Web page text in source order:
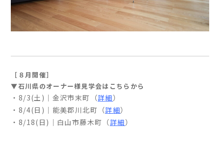
［８月開催］
▼石川県のオーナー様見学会はこちらから
・8/3(土)｜金沢市末町（詳細）
・8/4(日)｜能美郡川北町（詳細）
・8/18(日)｜白山市藤木町（詳細）